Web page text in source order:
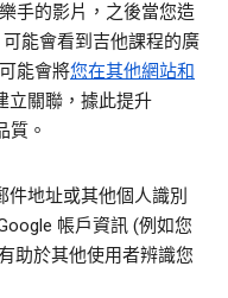
手的影片，之後當您造
能會看到吉他課程的廣
能會將您在其他網站和
立關聯，據此提升
質。
地址或其他個人識別
帳戶資訊 (例如您
助於其他使用者辨識您